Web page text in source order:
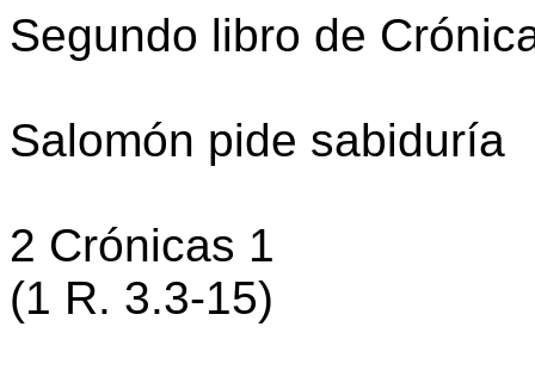
Segundo libro de
Salomón pide sabiduría
2 Crónicas 1
(1 R. 3.3-15)